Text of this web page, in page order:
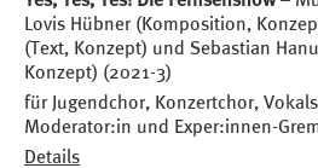
Lovis Hübner (Komposition,
(Text, Konzept) und Sebastian
Konzept) (2021-3)
für Jugendchor, Konzertchor,
Moderator:in und Exper:innen-
Details